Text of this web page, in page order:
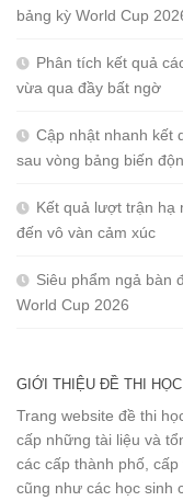
bảng kỳ World Cup
Phân tích kết quả
vừa qua đầy bất ngờ
Cập nhật nhanh kết
sau vòng bảng biến
Kết quả lượt trận hạ
đến vô vàn cảm xúc
Siêu phẩm ngả bàn
World Cup 2026
GIỚI THIỆU ĐỀ THI
Trang website đề thi
cấp những tài liệu và
các cấp thành phố,
cũng như các học sinh